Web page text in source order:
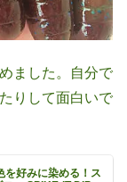
ました。自分で
りして面白いで
を好みに染める！ス